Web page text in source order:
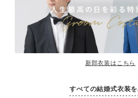
新郎衣装はこちら
すべての結婚式衣装